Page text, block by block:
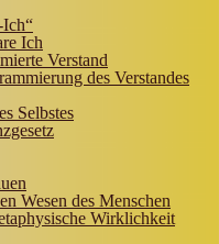
Ich“
Ich
Verstand
des Verstandes
Selbstes
Wesen des Menschen
Wirklichkeit